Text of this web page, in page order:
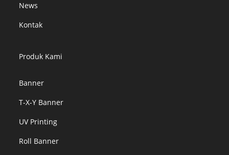
News
Kontak
Produk Kami
Banner
T-X-Y Banner
UV Printing
Roll Banner